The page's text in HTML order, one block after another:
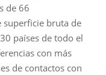
de 66
superficie bruta de
países de todo el
con más
de contactos con